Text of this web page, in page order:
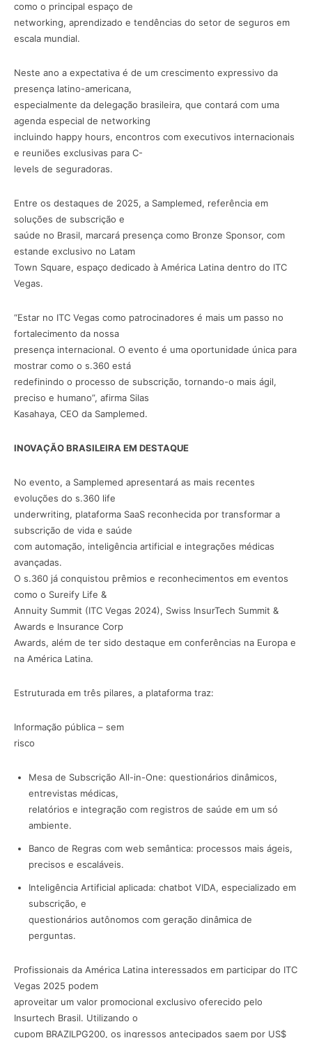
como o principal espaço de
networking, aprendizado e tendências do setor de seguros em
escala mundial.
Neste ano a expectativa é de um crescimento expressivo da
presença latino-americana,
especialmente da delegação brasileira, que contará com uma
agenda especial de networking
incluindo happy hours, encontros com executivos internacionais
e reuniões exclusivas para C-
levels de seguradoras.
Entre os destaques de 2025, a Samplemed, referência em
soluções de subscrição e
saúde no Brasil, marcará presença como Bronze Sponsor, com
estande exclusivo no Latam
Town Square, espaço dedicado à América Latina dentro do ITC
Vegas.
“Estar no ITC Vegas como patrocinadores é mais um passo no
fortalecimento da nossa
presença internacional. O evento é uma oportunidade única para
mostrar como o s.360 está
redefinindo o processo de subscrição, tornando-o mais ágil,
preciso e humano”, afirma Silas
Kasahaya, CEO da Samplemed.
INOVAÇÃO BRASILEIRA EM DESTAQUE
No evento, a Samplemed apresentará as mais recentes
evoluções do s.360 life
underwriting, plataforma SaaS reconhecida por transformar a
subscrição de vida e saúde
com automação, inteligência artificial e integrações médicas
avançadas.
O s.360 já conquistou prêmios e reconhecimentos em eventos
como o Sureify Life &
Annuity Summit (ITC Vegas 2024), Swiss InsurTech Summit &
Awards e Insurance Corp
Awards, além de ter sido destaque em conferências na Europa e
na América Latina.
Estruturada em três pilares, a plataforma traz:
Informação pública – sem
risco
Mesa de Subscrição All-in-One: questionários dinâmicos,
entrevistas médicas,
relatórios e integração com registros de saúde em um só
ambiente.
Banco de Regras com web semântica: processos mais ágeis,
precisos e escaláveis.
Inteligência Artificial aplicada: chatbot VIDA, especializado em
subscrição, e
questionários autônomos com geração dinâmica de
perguntas.
Profissionais da América Latina interessados em participar do ITC
Vegas 2025 podem
aproveitar um valor promocional exclusivo oferecido pelo
Insurtech Brasil. Utilizando o
cupom BRAZILPG200, os ingressos antecipados saem por US$